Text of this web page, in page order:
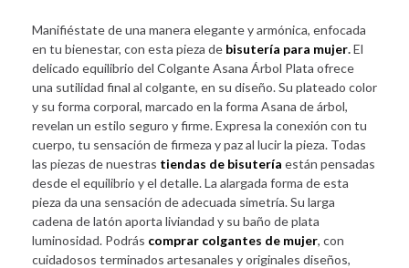
Manifiéstate de una manera elegante y armónica, enfocada
en tu bienestar, con esta pieza de bisutería para mujer.El
delicado equilibrio del Colgante Asana Árbol Plata ofrece
una sutilidad final al colgante, en su diseño. Su plateado color
y su forma corporal, marcado en la forma Asana de árbol,
revelan un estilo seguro y firme. Expresa la conexión con tu
cuerpo, tu sensación de firmeza y paz al lucir la pieza. Todas
las piezas de nuestras tiendas de bisutería están pensadas
desde el equilibrio y el detalle. La alargada forma de esta
pieza da una sensación de adecuada simetría. Su larga
cadena de latón aporta liviandad y su baño de plata
luminosidad. Podrás comprar colgantes de mujer, con
cuidadosos terminados artesanales y originales diseños,